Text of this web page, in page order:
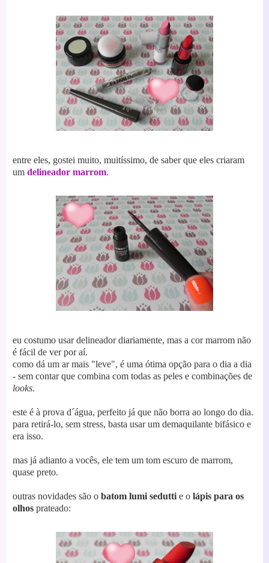
entre eles, gostei muito, muitíssimo, de saber que eles criaram
um delineador marrom.
eu costumo usar delineador diariamente, mas a cor marrom não
é fácil de ver por aí.
como dá um ar mais "leve", é uma ótima opção para o dia a dia
- sem contar que combina com todas as peles e combinações de
looks.
este é à prova d´água, perfeito já que não borra ao longo do dia.
para retirá-lo, sem stress, basta usar um demaquilante bifásico e
era isso.
mas já adianto a vocês, ele tem um tom escuro de marrom,
quase preto.
outras novidades são o batom lumi sedutti e o lápis para os
olhos prateado: